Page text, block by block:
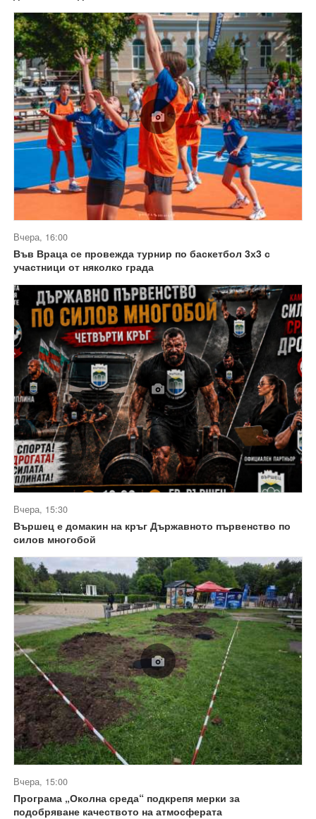
Вчера, 16:00
Във Враца се провежда турнир по баскетбол 3х3 с
участници от няколко града
Вчера, 15:30
Вършец е домакин на кръг Държавното първенство по
силов многобой
Вчера, 15:00
Програма „Околна среда“ подкрепя мерки за
подобряване качеството на атмосферата